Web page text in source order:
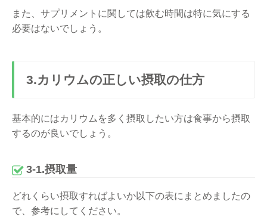
また、サプリメントに関しては飲む時間は特に気にする
必要はないでしょう。
3.カリウムの正しい摂取の仕方
基本的にはカリウムを多く摂取したい方は食事から摂取
するのが良いでしょう。
3-1.摂取量
どれくらい摂取すればよいか以下の表にまとめましたの
で、参考にしてください。